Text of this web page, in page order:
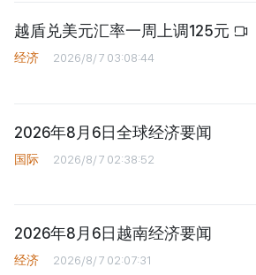
越盾兑美元汇率一周上调125元
经济 2026/8/7 03:08:44
2026年8月6日全球经济要闻
国际 2026/8/7 02:38:52
2026年8月6日越南经济要闻
经济 2026/8/7 02:07:31